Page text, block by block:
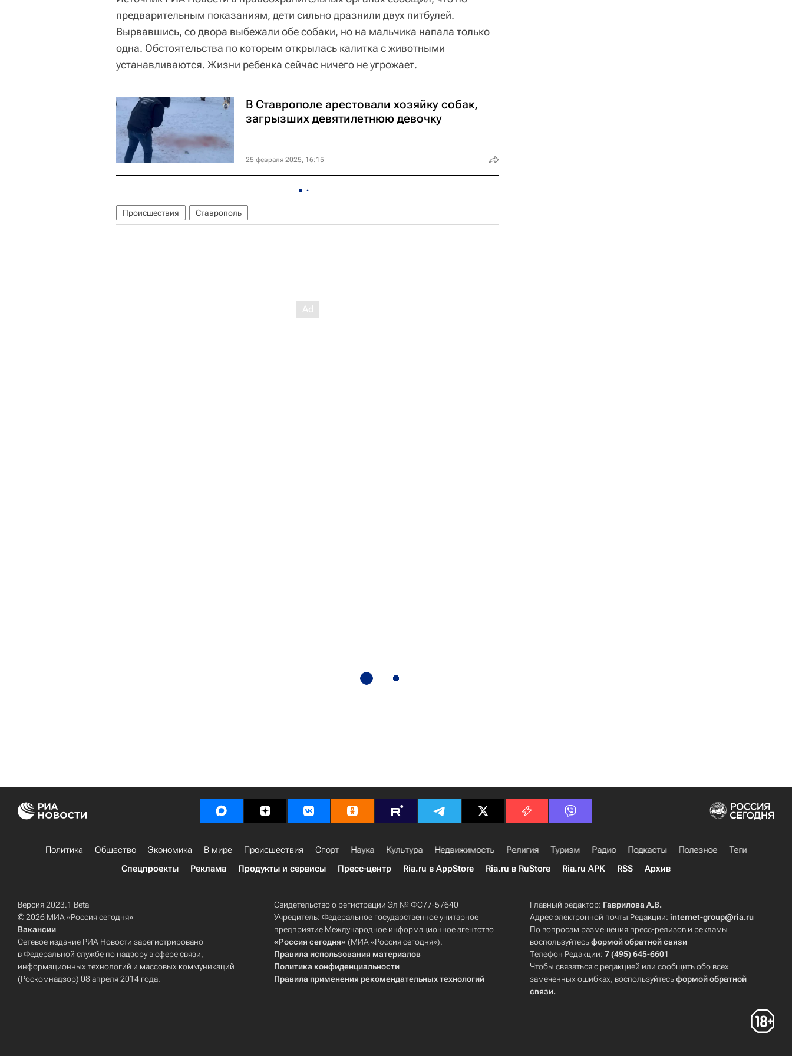
предварительным показаниям, дети сильно дразнили двух питбулей.
Вырвавшись, со двора выбежали обе собаки, но на мальчика напала только
одна. Обстоятельства по которым открылась калитка с животными
устанавливаются. Жизни ребенка сейчас ничего не угрожает.
В Ставрополе арестовали хозяйку собак,
загрызших девятилетнюю девочку
25 февраля 2025, 16:15
Происшествия Ставрополь
Политика Общество Экономика В мире Происшествия Спорт Наука Культура Недвижимость Религия Туризм Радио Подкасты Полезное
Теги
Спецпроекты
Реклама Продукты и сервисы Пресс-центр Ria.ru в AppStore Ria.ru в RuStore Ria.ru APK RSS Архив
Версия 2023.1 Beta
© 2026 МИА «Россия сегодня»
Вакансии
Сетевое издание РИА Новости зарегистрировано
в Федеральной службе по надзору в сфере связи,
информационных технологий и массовых коммуникаций
(Роскомнадзор) 08 апреля 2014 года.
Свидетельство о регистрации Эл № ФС77-57640
Учредитель: Федеральное государственное унитарное
предприятие Международное информационное агентство
«Россия сегодня» (МИА «Россия сегодня»).
Правила использования материалов
Политика конфиденциальности
Правила применения рекомендательных технологий
Главный редактор: Гаврилова А.В.
Адрес электронной почты Редакции:internet-group@ria.ru
По вопросам размещения пресс-релизов и рекламы
воспользуйтесьформой обратной связи
Телефон Редакции:7 (495) 645-6601
Чтобы связаться с редакцией или сообщить обо всех
замеченных ошибках, воспользуйтесьформой обратной
связи.